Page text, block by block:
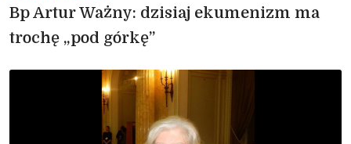
Bp Artur Ważny: dzisiaj ekumenizm ma
trochę „pod górkę”